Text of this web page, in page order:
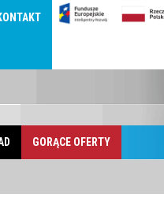
GORĄCE OFERTY